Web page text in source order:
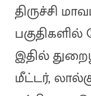
திருச்சி
இதில்
மீட்டர்,